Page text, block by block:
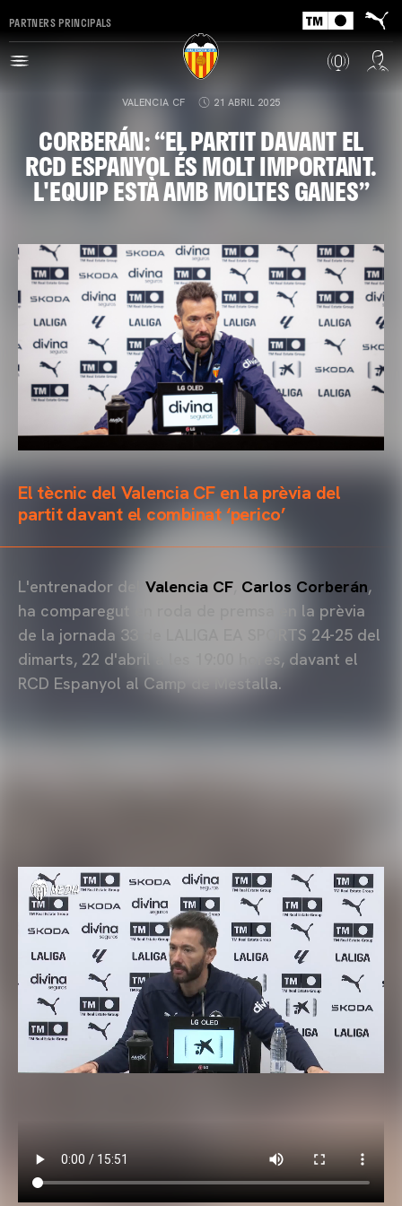
PARTNERS PRINCIPALS
VALENCIA CF 21 ABRIL 2025
CORBERÁN: “EL PARTIT DAVANT EL
RCD ESPANYOL ÉS MOLT IMPORTANT.
L'EQUIP ESTÀ AMB MOLTES GANES”
El tècnic del Valencia CF en la prèvia del
partit davant el combinat ‘perico’
L'entrenador del Valencia CF Carlos Corberán,
ha comparegut en roda de premsa en la prèvia
de la jornada 33 de LALIGA EA SPORTS 24-25 del
dimarts, 22 d'abril a les 19:00 hores, davant el
RCD Espanyol al Camp de Mestalla.